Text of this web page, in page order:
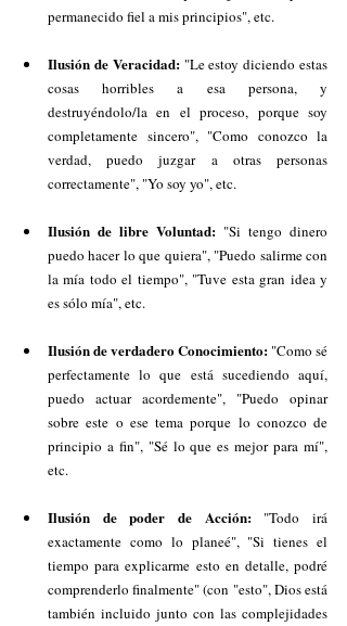
permanecido fiel a mis principios", etc.
Ilusión de Veracidad: "Le estoy diciendo estas
cosas horribles a esa persona, y
destruyéndolo/la en el proceso, porque soy
completamente sincero", "Como conozco la
verdad, puedo juzgar a otras personas
correctamente", "Yo soy yo", etc.
Ilusión de libre Voluntad: "Si tengo dinero
puedo hacer lo que quiera", "Puedo salirme con
la mía todo el tiempo", "Tuve esta gran idea y
es sólo mía", etc.
Ilusión de verdadero Conocimiento: "Como sé
perfectamente lo que está sucediendo aquí,
puedo actuar acordemente", "Puedo opinar
sobre este o ese tema porque lo conozco de
principio a fin", "Sé lo que es mejor para mí",
etc.
Ilusión de poder de Acción: "Todo irá
exactamente como lo planeé", "Si tienes el
tiempo para explicarme esto en detalle, podré
comprenderlo finalmente" (con "esto", Dios está
también incluido junto con las complejidades